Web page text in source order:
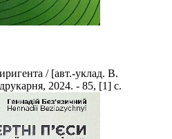
/ [авт.-уклад. В.
2024. - 85, [1] с.